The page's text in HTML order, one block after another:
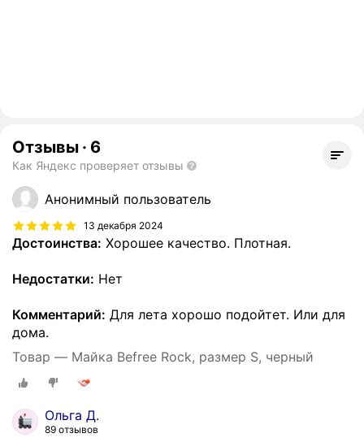
Отзывы · 6
Как Яндекс проверяет отзывы
Анонимный пользователь
13 декабря 2024
Достоинства: Хорошее качество. Плотная.
Недостатки: Нет
Комментарий: Для лета хорошо подойтет. Или для
дома.
Товар — Майка Befree Rock, размер S, черный
Ольга Д.
89 отзывов